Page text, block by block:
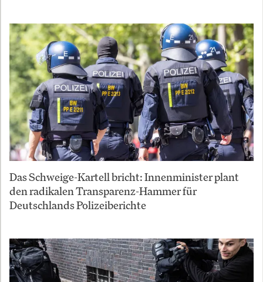
Das Schweige-Kartell bricht: Innenminister plant
den radikalen Transparenz-Hammer für
Deutschlands Polizeiberichte